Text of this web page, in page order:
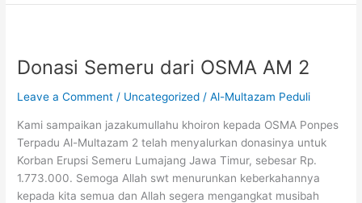
Donasi Semeru dari OSMA AM 2
Leave a Comment / Uncategorized /Al-Multazam Peduli
Kami sampaikan jazakumullahu khoiron kepada OSMA Ponpes
Terpadu Al-Multazam 2 telah menyalurkan donasinya untuk
Korban Erupsi Semeru Lumajang Jawa Timur, sebesar Rp.
1.773.000. Semoga Allah swt menurunkan keberkahannya
kepada kita semua dan Allah segera mengangkat musibah
dari
AM
2